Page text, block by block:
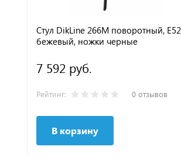
Стул DikLine 266M поворотный, E52
бежевый, ножки черные
7 592 руб.
Рейтинг: 0 отзывов
В корзину